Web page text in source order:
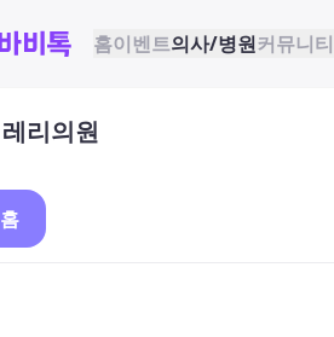
홈이벤트의사/병원커뮤니티
레리의원
홈